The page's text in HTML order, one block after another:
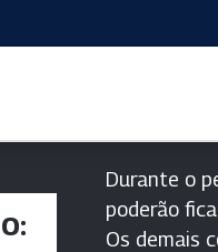
Durante o
poderão
Os demais